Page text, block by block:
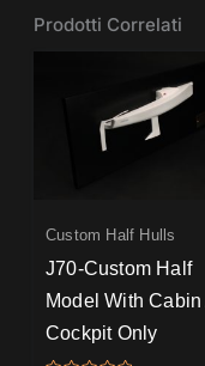
Prodotti Correlati
Custom Half Hulls
J70-Custom Half
Model With Cabin
Cockpit Only